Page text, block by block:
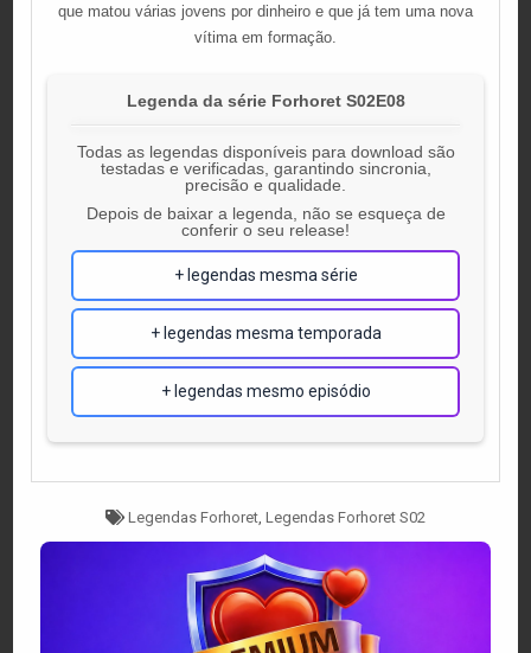
que matou várias jovens por dinheiro e que já tem uma nova
vítima em formação.
Legenda da série Forhoret S02E08
Todas as legendas disponíveis para download são
testadas e verificadas, garantindo sincronia,
precisão e qualidade.
Depois de baixar a legenda, não se esqueça de
conferir o seu release!
+ legendas mesma série
+ legendas mesma temporada
+ legendas mesmo episódio
Tagged
Legendas Forhoret Legendas Forhoret S02